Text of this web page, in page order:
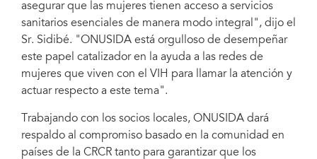
asegurar que las mujeres tienen acceso a servicios
sanitarios esenciales de manera modo integral", dijo el
Sr. Sidibé. "ONUSIDA está orgulloso de desempeñar
este papel catalizador en la ayuda a las redes de
mujeres que viven con el VIH para llamar la atención y
actuar respecto a este tema".
Trabajando con los socios locales, ONUSIDA dará
respaldo al compromiso basado en la comunidad en
países de la CRCR tanto para garantizar que los